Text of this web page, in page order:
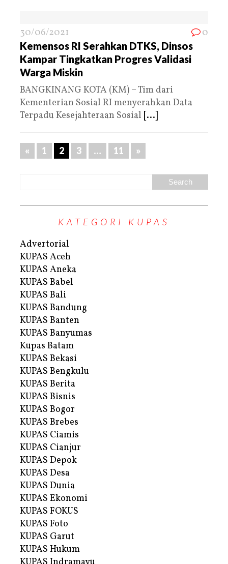
30/06/2021 0
Kemensos RI Serahkan DTKS, Dinsos
Kampar Tingkatkan Progres Validasi
Warga Miskin
BANGKINANG KOTA (KM) – Tim dari
Kementerian Sosial RI menyerahkan Data
Terpadu Kesejahteraan Sosial [...]
« 1 2 3 … 11 »
KATEGORI KUPAS
Advertorial
KUPAS Aceh
KUPAS Aneka
KUPAS Babel
KUPAS Bali
KUPAS Bandung
KUPAS Banten
KUPAS Banyumas
Kupas Batam
KUPAS Bekasi
KUPAS Bengkulu
KUPAS Berita
KUPAS Bisnis
KUPAS Bogor
KUPAS Brebes
KUPAS Ciamis
KUPAS Cianjur
KUPAS Depok
KUPAS Desa
KUPAS Dunia
KUPAS Ekonomi
KUPAS FOKUS
KUPAS Foto
KUPAS Garut
KUPAS Hukum